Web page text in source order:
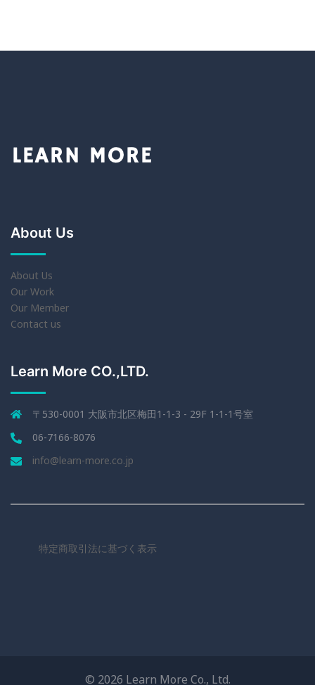
About Us
About Us
Our Work
Our Member
Contact us
Learn More CO.,LTD.
〒530-0001 大阪市北区梅田1-1-3 - 29F 1-1-1号室
06-7166-8076
info@learn-more.co.jp
特定商取引法に基づく表示
© 2026 Learn More Co., Ltd.